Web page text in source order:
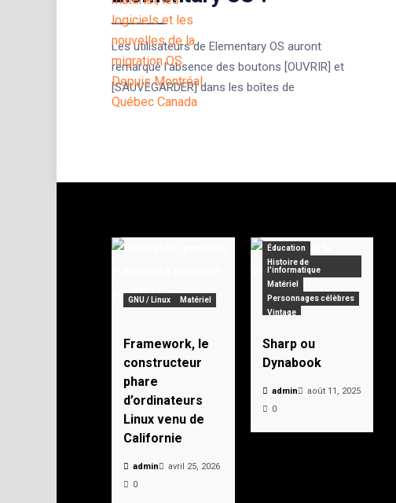
Les utilisateurs de Elementary OS auront
remarqué l’absence des boutons [OUVRIR] et
[SAUVEGARDER] dans les boîtes de
GNU / Linux Matériel
Framework, le
constructeur
phare
d’ordinateurs
Linux venu de
Californie
admin
avril 25, 2026
0
Éducation
Histoire de
l'informatique
Matériel
Personnages célèbres
Vintage
Sharp ou
Dynabook
admin
août 11, 2025
0